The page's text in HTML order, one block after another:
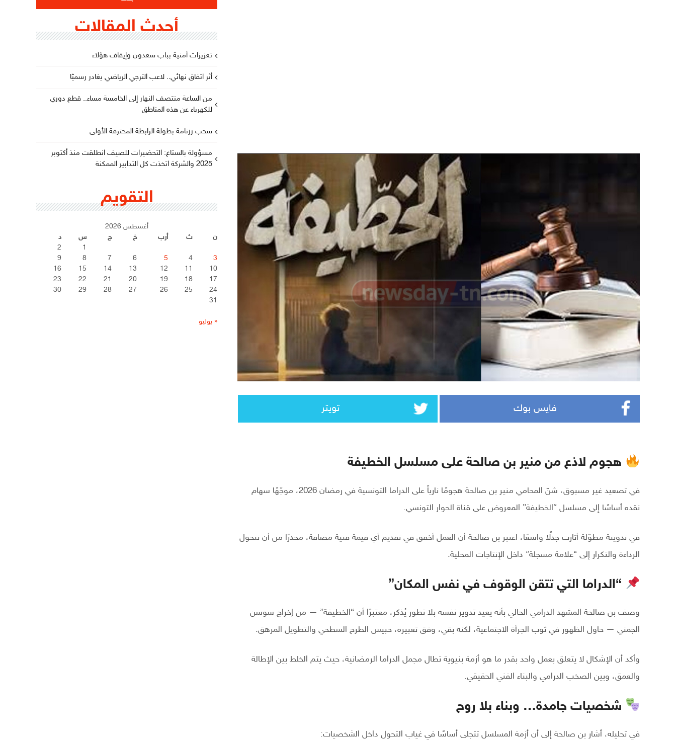
فايس بوك تويتر
هجوم لاذع من منير بن صالحة على مسلسل الخطيفة
في تصعيد غير مسبوق، شنّ المحامي منير بن صالحة هجومًا نارياً على الدراما التونسية في رمضان 2026، موجّهًا سهام
نقده أساسًا إلى مسلسل “الخطيفة” المعروض على قناة الحوار التونسي.
في تدوينة مطوّلة أثارت جدلًا واسعًا، اعتبر بن صالحة أن العمل أخفق في تقديم أي قيمة فنية مضافة، محذرًا من أن تتحول
الرداءة والتكرار إلى “علامة مسجلة” داخل الإنتاجات المحلية.
“الدراما التي تتقن الوقوف في نفس المكان”
وصف بن صالحة المشهد الدرامي الحالي بأنه يعيد تدوير نفسه بلا تطور يُذكر، معتبرًا أن “الخطيفة” — من إخراج سوسن
الجمني — حاول الظهور في ثوب الجرأة الاجتماعية، لكنه بقي، وفق تعبيره، حبيس الطرح السطحي والتطويل المرهق.
وأكد أن الإشكال لا يتعلق بعمل واحد بقدر ما هو أزمة بنيوية تطال مجمل الدراما الرمضانية، حيث يتم الخلط بين الإطالة
والعمق، وبين الصخب الدرامي والبناء الفني الحقيقي.
شخصيات جامدة… وبناء بلا روح
في تحليله، أشار بن صالحة إلى أن أزمة المسلسل تتجلى أساسًا في غياب التحول داخل الشخصيات:
أحدث المقالات
تعزيزات أمنية بباب سعدون وإيقاف هؤلاء
أثر اتفاق نهائي.. لاعب الترجي الرياضي يغادر رسميًا
من الساعة منتصف النهار إلى الخامسة مساء.. قطع دوري
للكهرباء عن هذه المناطق
سحب رزنامة بطولة الرابطة المحترفة الأولى
مسؤولة بالستاغ: التحضيرات للصيف انطلقت منذ أكتوبر
2025 والشركة اتخذت كل التدابير الممكنة
التقويم
أغسطس 2026
ن
ث أرب خ ج س
د
1
2
3
4
5
6
7
8
9
10
11
12
13
14
15
16
17
18
19
20
21
22
23
24
25
26
27
28
29
30
31
« يوليو